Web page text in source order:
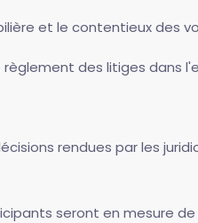
et le contentieux des
des litiges dans
rendues par les
seront en mesure de